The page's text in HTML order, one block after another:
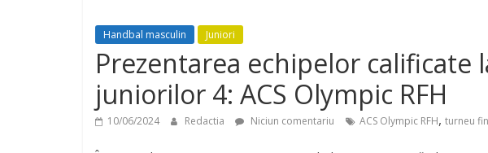
Handbal masculin Juniori
Prezentarea echipelor calificate
juniorilor 4: ACS Olympic RFH
10/06/2024 Redactia Niciun comentariu ACS Olympic RFH, turneu